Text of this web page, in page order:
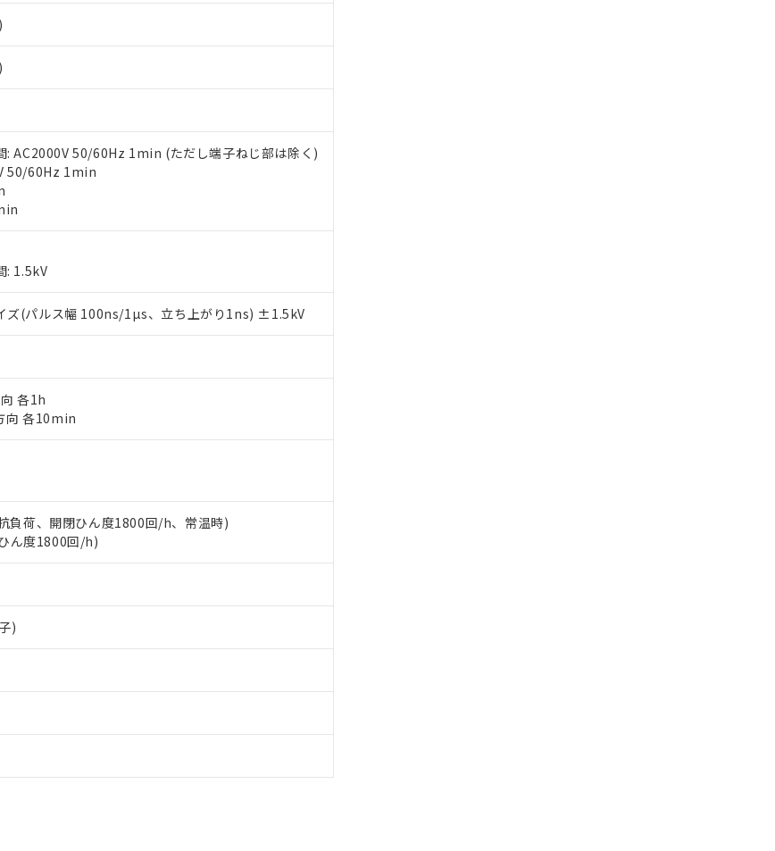
: AC2000V 50/60Hz 1min (ただし端子ねじ部は除く)
50/60Hz 1min
: 1.5kV
ズ(パルス幅 100ns/1µs、立ち上がり1ns) ±1.5kV
各1h
向 各10min
負荷、開閉ひん度1800回/h、常温時)
ん度1800回/h)
)
制御機器事業取扱商品の当社在庫状況および標準価格(税抜)を提供させていただ
扱商品の中には、本サービスの対象外となる商品もあることをご了承ください。
価格照会結果は、記載している更新日時点での社内データに基づき作成されるも
た時点での実際の在庫および標準価格とは異なる場合があることをご了承くださ
び標準価格はお客様のお取引先、またはお客様担当のオムロン制御機器販売店・
ください。
売店や当社販売拠点は「
価格結果を当社の事前の承諾なく第三者に漏洩または開示しないようお願いしま
品リスト作成サービス）をご利用いただくには、I-Webメンバーズにご登録され
イト上で当社にご登録された部品リストについて、当社および当社の共同利用者
ービスに関するお客様との取引・商談に必要な範囲で利用することをご了承くだ
。
1000ppm以下、 カドミウム(Cd) 100ppm以下、
) (DEHP)(別名：DOP) 1000ppm以下、フタル酸ブチルベンジル（BBP） 1000ppm以下、フタル酸ジブチ
いては閾値を超える意図的な使用がないことを確認しています。
どにより、予定月が前後することがあります。
ロード
ウンロードすることができます。
の非含有証明書
当社基準）
酸エステル類４物質の対応では、対応完了までの期間は出荷製品に未対応品が
対応日を記載しておりました。
在庫切替を完了していることから、特段のことがない限り、2022年1月12日よ
率が中国RoHSの基準値以下であることを示します。
率が中国RoHSの基準値を超えていることを示します。
販売部門へお問い合わせください。
T26572)：
、 Cd(カドミウム) : 100ppm、
PBBs(ポリ臭化ビフェニル類) : 1000ppm、 PBDEs(ポリ臭化ジフェニルエーテル類) : 1000ppm、
、 DIBP(フタル酸ジイソブチル) : 1000ppm、 BBP(フタル酸ブチルベンジル) : 1000ppm、
キシル)) : 1000ppm
質）のすべてが基準値以下であることを示します。
販売部門へお問い合わせください。
製品のうち、外国為替および外国貿易法に定める商品（以下｢規制貨物等」とい
外への提供する場合は、日本国政府の輸出許可(または役務取引許可)を取得する
をとります。
棄する場合は、完全に破砕するなど、違法に輸出されないよう必要な手段を講じ
しません。
第三者に販売する場合は、上記1、2および3の内容を当該第三者に通知します。
および販売に係わる関係者が違法に輸出するおそれがある場合は、取り引きをい
合意する キャンセル
庫あり
ないが在庫あり
在庫状況については、お客様のお取引先、またはお客様担当のオムロン制御
また在庫状況の情報を公開していない機種